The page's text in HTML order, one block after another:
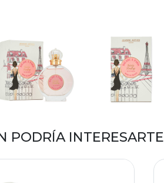
PODRÍA INTERESARTE